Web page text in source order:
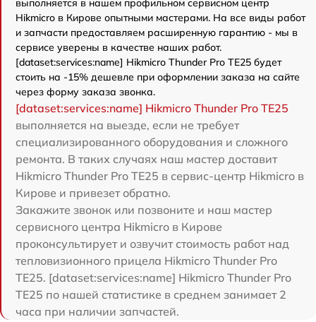
выполняется в нашем профильном сервисном центр
Hikmicro в Кирове опытными мастерами. На все виды работ
и запчасти предоставляем расширенную гарантию - мы в
сервисе уверены в качестве наших работ.
[dataset:services:name] Hikmicro Thunder Pro TE25 будет
стоить на -15% дешевле при оформлении заказа на сайте
через форму заказа звонка.
[dataset:services:name] Hikmicro Thunder Pro TE25
выполняется на выезде, если не требует
специализированного оборудования и сложного
ремонта. В таких случаях наш мастер доставит
Hikmicro Thunder Pro TE25 в сервис-центр Hikmicro в
Кирове и привезет обратно.
Закажите звонок или позвоните и наш мастер
сервисного центра Hikmicro в Кирове
проконсультирует и озвучит стоимость работ над
тепловизионного прицела Hikmicro Thunder Pro
TE25. [dataset:services:name] Hikmicro Thunder Pro
TE25 по нашей статистике в среднем занимает 2
часа при наличии запчастей.